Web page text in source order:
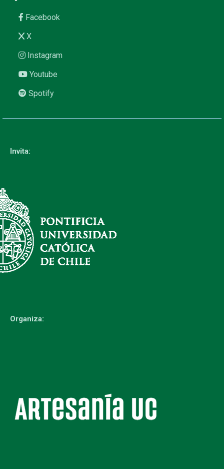
Facebook
X
Instagram
Youtube
Spotify
Invita:
Organiza: